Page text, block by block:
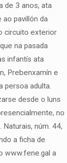
de 3 anos, ata
ao pavillón da
circuito exterior
na pasada
infantís ata
Prebenxamín e
persoa adulta.
desde o luns
no
núm. 44,
a ficha de
www.fene.gal a